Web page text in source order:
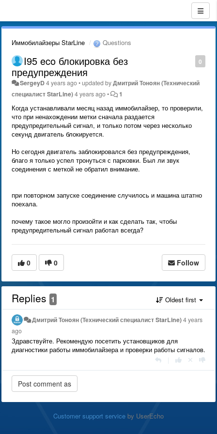
Иммобилайзеры StarLine Questions
0
I95 eco блокировка без
предупреждения
SergeyD4 years ago•updated byДмитрий Тонoян (Технический
специалист StarLine)4 years ago• 1
Когда устанавливали месяц назад иммобилайзер, то проверили,
что при ненахождении метки сначала раздается
предупредительный сигнал, и только потом через несколько
секунд двигатель блокируется.
Но сегодня двигатель заблокировался без предупреждения,
благо я только успел тронуться с парковки. Был ли звук
соединения с меткой не обратил внимание.
при повторном запуске соединение случилось и машина штатно
поехала.
почему такое могло произойти и как сделать так, чтобы
предупредительный сигнал работал всегда?
0 0 Follow
Replies 1 Oldest first
Дмитрий Тонoян (Технический специалист StarLine)4 years
ago
Здравствуйте. Рекомендую посетить установщиков для
диагностики работы иммобилайзера и проверки работы сигналов.
Customer support service by UserEcho